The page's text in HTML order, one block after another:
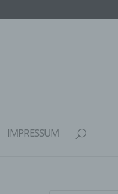
IMPRESSUM